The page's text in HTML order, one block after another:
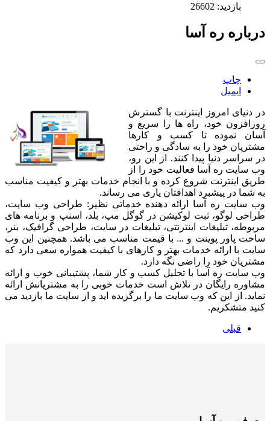
بازدید: 26602
درباره ره آسا
چاپ
ایمیل
در دنیای امروز اینترنت با گسترش
روزافزون خود، راه ها را سریع و
آسان نموده تا کسب و کارها
مشتریان خود را به سادگی و راحتی
در سراسر دنیا پیدا کنند. از این رو،
وب سایت ره آسا فعالیت خود را از
طریق اینترنت شروع کرده و با انجام خدمات بهتر و کیفیت مناسب
به شما در پیشبرد اهدافتان یاری می رساند.
وب سایت ره آسا ارائه دهنده خدماتی نظیر: طراحی وب سایت،
طراحی لوگو، ثبت لوکیشن در گوگل مپ، بلد، اسنپ و برنامه های
مربوطه، تبلیغات اینترنتی، تبلیغات در سایت، طراحی گرافیک، بنر،
ساخت پاور پوینت و ... با قیمت مناسب می باشد. همچنین این وب
سایت با ارائه خدمات بهتر و کارهای با کیفیت همواره سعی دارد که
مشتریان خود را راضی نگه دارد.
وب سایت ره آسا با تحلیل کسب و کار شما، پشتیبانی خوب و ارائه
مشاوره رایگان در تلاش است خدمات خوبی را به مشتریانش ارائه
نماید. از این که وب سایت ما را برگزیده اید و از سایت ما بازدید می
کنید متشکریم.
قبلی